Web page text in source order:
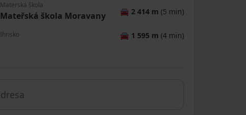
Materská škola
Mateřská škola Moravany 🚘 2 414 m (5 min)
Ihrisko 🚘 1 595 m (4 min)